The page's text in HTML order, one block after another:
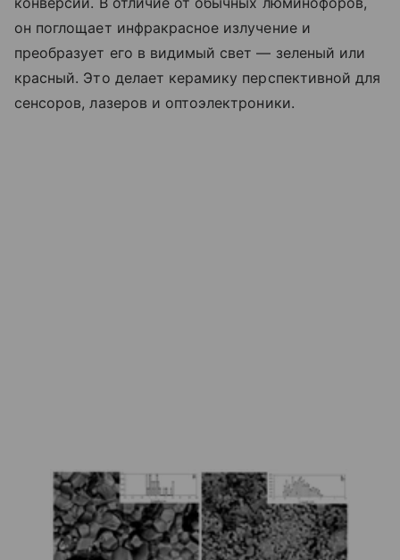
он поглощает инфракрасное излучение и
преобразует его в видимый свет — зеленый или
красный. Это делает керамику перспективной для
сенсоров, лазеров и оптоэлектроники.